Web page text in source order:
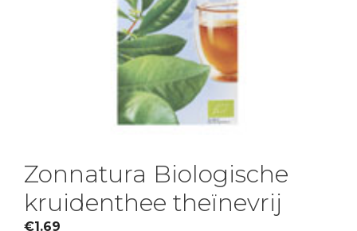
Zonnatura Biologische
kruidenthee theïnevrij
€1.69